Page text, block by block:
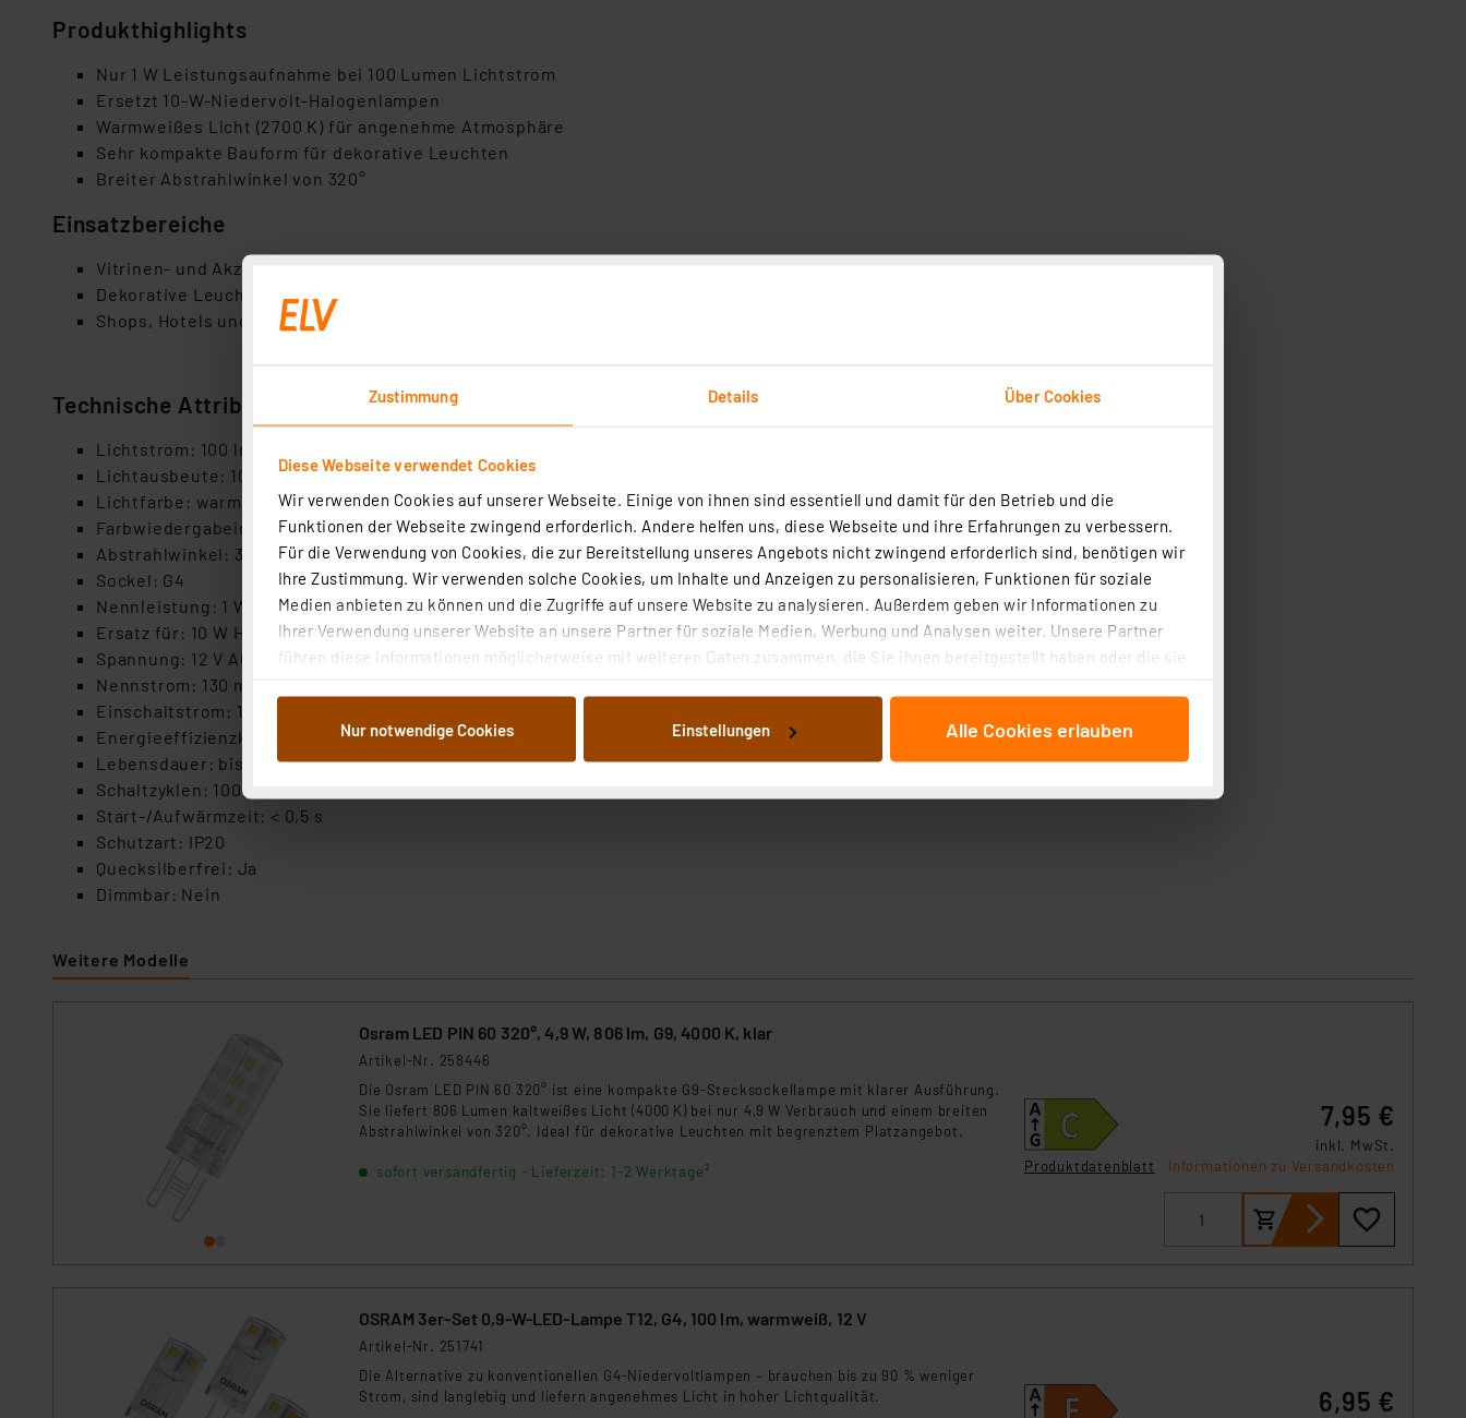
Zustimmung Details Über Cookies
Diese Webseite verwendet Cookies
Wir verwenden Cookies auf unserer Webseite. Einige von ihnen sind essentiell und damit für den Betrieb und die
Funktionen der Webseite zwingend erforderlich. Andere helfen uns, diese Webseite und ihre Erfahrungen zu verbessern.
Für die Verwendung von Cookies, die zur Bereitstellung unseres Angebots nicht zwingend erforderlich sind, benötigen wir
Ihre Zustimmung. Wir verwenden solche Cookies, um Inhalte und Anzeigen zu personalisieren, Funktionen für soziale
Medien anbieten zu können und die Zugriffe auf unsere Website zu analysieren. Außerdem geben wir Informationen zu
Ihrer Verwendung unserer Website an unsere Partner für soziale Medien, Werbung und Analysen weiter. Unsere Partner
führen diese Informationen möglicherweise mit weiteren Daten zusammen, die Sie ihnen bereitgestellt haben oder die sie
Weiterverarbeitung für die nachfolgend dargestellten bzw. die von Ihnen ausgewählten Verarbeitungszwecke (Art. 6
Abs.1a DSG-VO) zu. Eine detaillierte Auflistung der einzelnen Cookies nach Zweck und Anbieter ist durch Klick auf den
ganz oder teilweise zustimmen. Ihre erteilte Zustimmung können Sie jederzeit unter dem Link „Cookie Einstellungen“
Für die USA besteht kein Angemessenheitsbeschluss der EU. Dies bedeutet, dass die USA als Land mit unzureichendem
Unsere Kooperation mit diesen Dienstleistern stützt sich auf die Standarddatenschutzklauseln der Europäischen
Kommission sowie einer eigenen Beurteilung der mit der Datenübermittlung, insbesondere der Art der übermittelten
Nur notwendige Cookies Einstellungen Alle Cookies erlauben
Produkthighlights
Nur 1 W Leistungsaufnahme bei 100 Lumen Lichtstrom
Ersetzt 10-W-Niedervolt-Halogenlampen
Warmweißes Licht (2700 K) für angenehme Atmosphäre
Sehr kompakte Bauform für dekorative Leuchten
Breiter Abstrahlwinkel von 320°
Einsatzbereiche
Vitrinen- und Akzentbeleuchtung
Dekorative Leuchten im Wohnraum
Shops, Hotels und Gastronomiebereiche
Technische Attribute
Lichtstrom: 100 lm
Lichtausbeute: 100 lm/W
Lichtfarbe: warmweiß (2700 K / 827)
Farbwiedergabeindex: Ra ≥ 80
Abstrahlwinkel: 320°
Sockel: G4
Nennleistung: 1 W
Ersatz für: 10 W Halogen
Spannung: 12 V AC/DC
Nennstrom: 130 mA
Einschaltstrom: 12,3 A
Energieeffizienzklasse: F (Skala A–G)
Lebensdauer: bis zu 15.000 h (L70/B50)
Schaltzyklen: 100.000
Start-/Aufwärmzeit: < 0,5 s
Schutzart: IP20
Quecksilberfrei: Ja
Dimmbar: Nein
Weitere Modelle
Osram LED PIN 60 320°, 4,9 W, 806 lm, G9, 4000 K, klar
Artikel-Nr. 258446
Die Osram LED PIN 60 320° ist eine kompakte G9-Stecksockellampe mit klarer Ausführung.
Sie liefert 806 Lumen kaltweißes Licht (4000 K) bei nur 4,9 W Verbrauch und einem breiten
Abstrahlwinkel von 320°. Ideal für dekorative Leuchten mit begrenztem Platzangebot.
sofort versandfertig - Lieferzeit: 1-2 Werktage² Produktdatenblatt
7,95 €
inkl. MwSt.
Informationen zu Versandkosten
OSRAM 3er-Set 0,9-W-LED-Lampe T12, G4, 100 lm, warmweiß, 12 V
Artikel-Nr. 251741
Die Alternative zu konventionellen G4-Niedervoltlampen – brauchen bis zu 90 % weniger
Strom, sind langlebig und liefern angenehmes Licht in hoher Lichtqualität.
6,95 €